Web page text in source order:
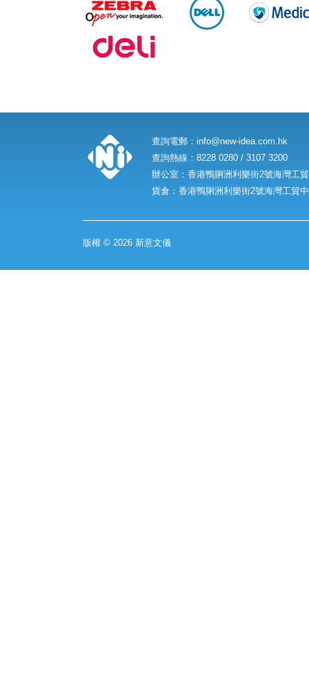
查詢電郵： info@new-idea.com.hk
查詢熱線：8228 0280 / 3107 3200
辦公室：香港鴨脷洲利樂街2號海灣工
貨倉：香港鴨脷洲利樂街2號海灣工貿
版權 © 2026 新意文儀